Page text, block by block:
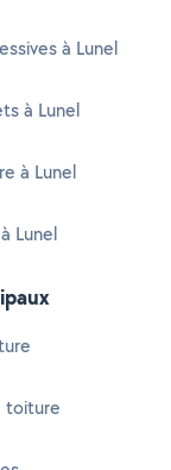
à Lunel
à Lunel
à Lunel
Lunel
toiture